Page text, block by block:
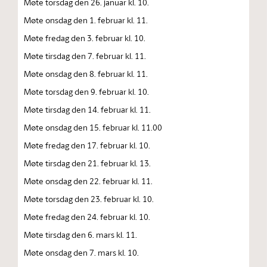
Møte onsdag den 1. februar kl. 11.
Møte fredag den 3. februar kl. 10.
Møte tirsdag den 7. februar kl. 11.
Møte onsdag den 8. februar kl. 11.
Møte torsdag den 9. februar kl. 10.
Møte tirsdag den 14. februar kl. 11.
Møte onsdag den 15. februar kl. 11.00
Møte fredag den 17. februar kl. 10.
Møte tirsdag den 21. februar kl. 13.
Møte onsdag den 22. februar kl. 11.
Møte torsdag den 23. februar kl. 10.
Møte fredag den 24. februar kl. 10.
Møte tirsdag den 6. mars kl. 11.
Møte onsdag den 7. mars kl. 10.